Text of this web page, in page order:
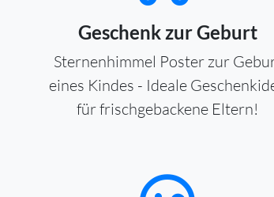
Geschenk zur Geburt
Sternenhimmel Poster zur
eines Kindes - Ideale
für frischgebackene Eltern!